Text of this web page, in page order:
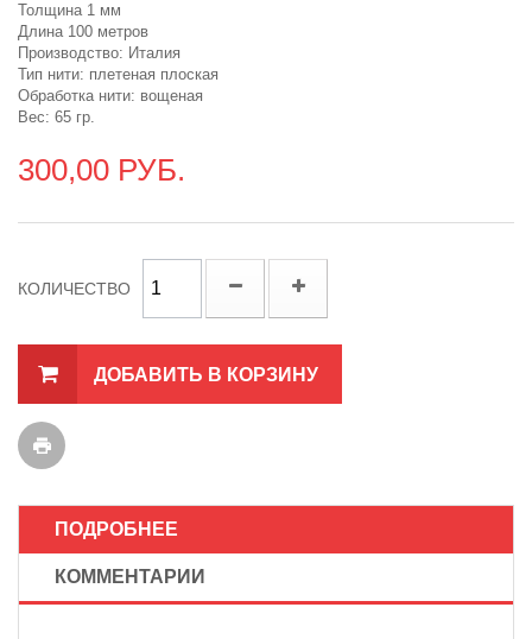
Толщина 1 мм
Длина 100 метров
Производство: Италия
Тип нити: плетеная плоская
Обработка нити: вощеная
Вес: 65 гр.
300,00 РУБ.
КОЛИЧЕСТВО
ДОБАВИТЬ В КОРЗИНУ
ПОДРОБНЕЕ
КОММЕНТАРИИ